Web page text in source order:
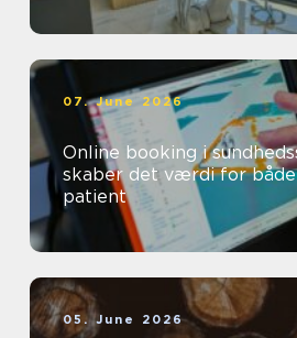
07. June 2026
Online booking i
skaber det værdi for
patient
05. June 2026